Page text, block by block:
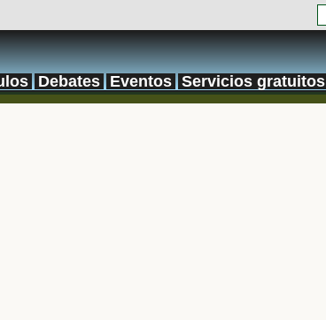
Debates Eventos Servicios gratuitos